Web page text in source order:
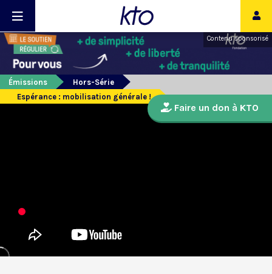
Contenu sponsorisé
Émissions
Hors-Série
Espérance : mobilisation générale !
Faire un don à KTO